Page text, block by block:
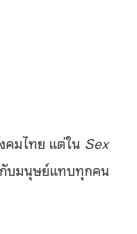
คมไทย แต่ใน Sex
กับมนุษย์แทบทุกคน